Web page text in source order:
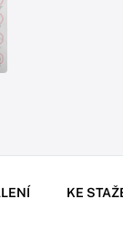
KE